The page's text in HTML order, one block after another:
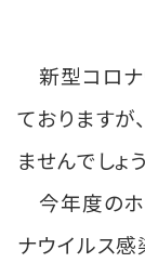
新型コロナ
ておりますが
ませんでしょ
今年度のホ
ナウイルス感